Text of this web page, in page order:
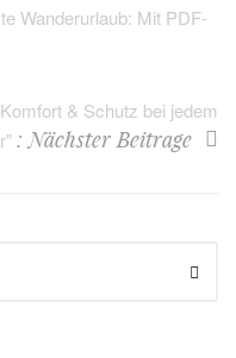
Wanderurlaub: Mit PDF-
& Schutz bei jedem
: Nächster Beitrage